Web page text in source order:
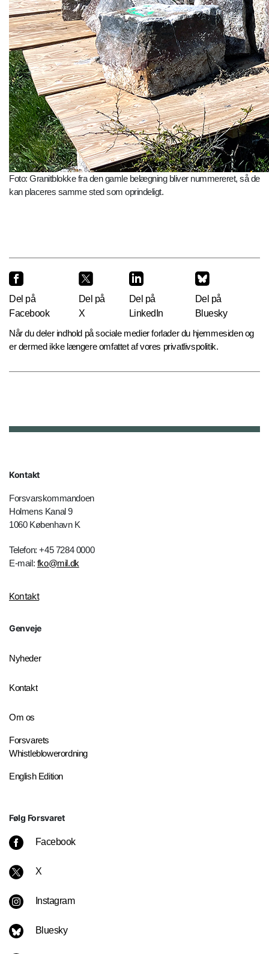
Foto: Granitblokke fra den gamle belægning bliver nummereret, så de
kan placeres samme sted som oprindeligt.
Del på
Facebook
Del på
X
Del på
LinkedIn
Del på
Bluesky
Når du deler indhold på sociale medier forlader du hjemmesiden og
er dermed ikke længere omfattet af vores privatlivspolitik.
Kontakt
Forsvarskommandoen
Holmens Kanal 9
1060 København K
Telefon: +45 7284 0000
E-mail: fko@mil.dk
Kontakt
Genveje
Nyheder
Kontakt
Om os
Forsvarets
Whistleblowerordning
English Edition
Følg Forsvaret
Facebook
X
Instagram
Bluesky